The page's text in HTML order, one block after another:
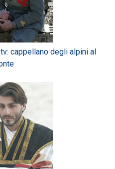
cappellano degli alpini al